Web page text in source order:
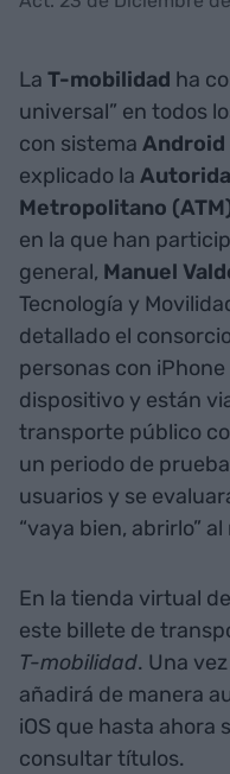
La T-mobilidad ha
universal” en todos
con sistema Android
explicado la
Metropolitano
en la que han
general, Manuel
Tecnología y
detallado el
personas con
dispositivo y están
transporte público
un periodo de
usuarios y se
“vaya bien, abrirlo” al
En la tienda virtual
este billete de
T-mobilidad. Una
añadirá de manera
iOS que hasta ahora
consultar títulos.